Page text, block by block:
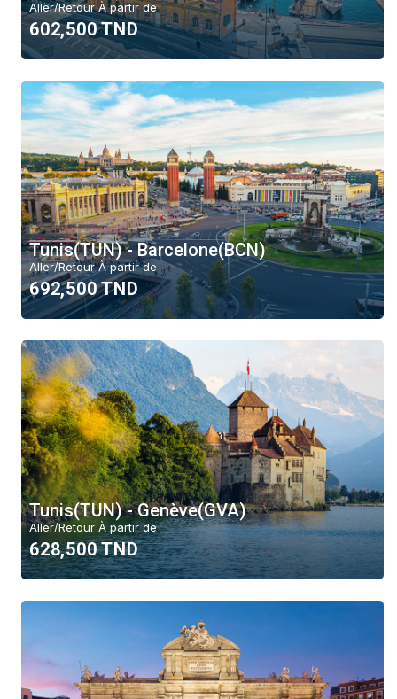
Aller/Retour À partir de
602,500 TND
Tunis(TUN) - Barcelone(BCN)
Aller/Retour À partir de
692,500 TND
Tunis(TUN) - Genève(GVA)
Aller/Retour À partir de
628,500 TND